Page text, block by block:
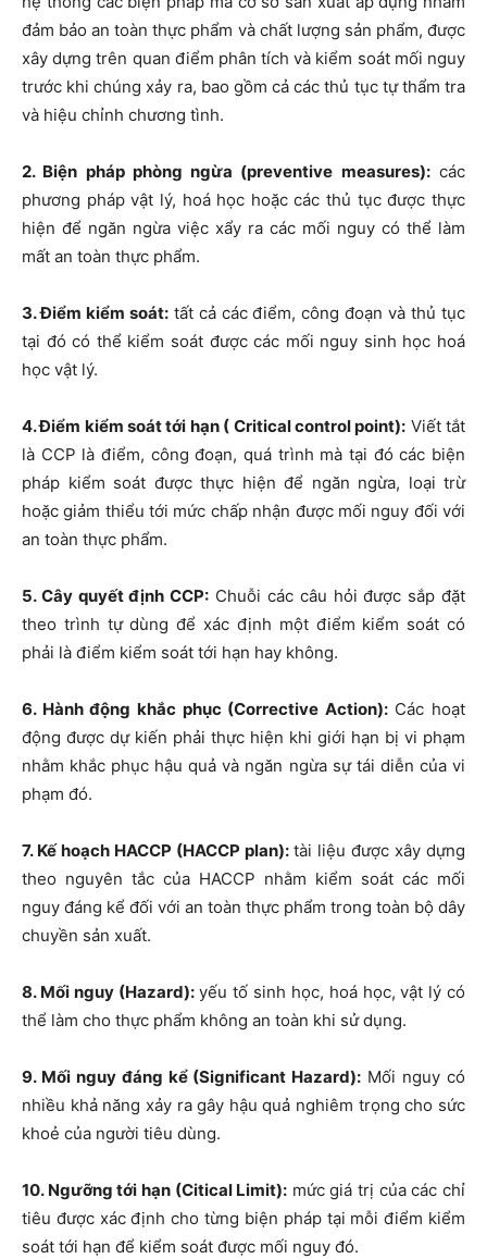
đảm bảo an toàn thực phẩm và chất lượng sản phẩm, được
xây dựng trên quan điểm phân tích và kiểm soát mối nguy
trước khi chúng xảy ra, bao gồm cả các thủ tục tự thẩm tra
và hiệu chỉnh chương tình.
2. Biện pháp phòng ngừa (preventive measures):các
phương pháp vật lý, hoá học hoặc các thủ tục được thực
hiện để ngăn ngừa việc xẩy ra các mối nguy có thể làm
mất an toàn thực phẩm.
3. Điểm kiểm soát:tất cả các điểm, công đoạn và thủ tục
tại đó có thể kiểm soát được các mối nguy sinh học hoá
học vật lý.
4. Điểm kiểm soát tới hạn ( Critical control point): Viết tắt
là CCP là điểm, công đoạn, quá trình mà tại đó các biện
pháp kiểm soát được thực hiện để ngăn ngừa, loại trừ
hoặc giảm thiểu tới mức chấp nhận được mối nguy đối với
an toàn thực phẩm.
5. Cây quyết định CCP: Chuỗi các câu hỏi được sắp đặt
theo trình tự dùng để xác định một điểm kiểm soát có
phải là điểm kiểm soát tới hạn hay không.
6. Hành động khắc phục (Corrective Action):Các hoạt
động được dự kiến phải thực hiện khi giới hạn bị vi phạm
nhằm khắc phục hậu quả và ngăn ngừa sự tái diễn của vi
phạm đó.
7. Kế hoạch HACCP (HACCP plan):tài liệu được xây dựng
theo nguyên tắc của HACCP nhằm kiểm soát các mối
nguy đáng kể đối với an toàn thực phẩm trong toàn bộ dây
chuyền sản xuất.
8. Mối nguy (Hazard):yếu tố sinh học, hoá học, vật lý có
thể làm cho thực phẩm không an toàn khi sử dụng.
9. Mối nguy đáng kể (Significant Hazard): Mối nguy có
nhiều khả năng xảy ra gây hậu quả nghiêm trọng cho sức
khoẻ của người tiêu dùng.
10. Ngưỡng tới hạn (Citical Limit): mức giá trị của các chỉ
tiêu được xác định cho từng biện pháp tại mỗi điểm kiểm
soát tới hạn để kiểm soát được mối nguy đó.